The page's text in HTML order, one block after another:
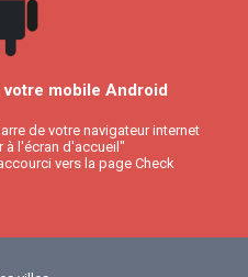
mobile Android
de votre navigateur internet
à l'écran d'accueil"
vers la page Check